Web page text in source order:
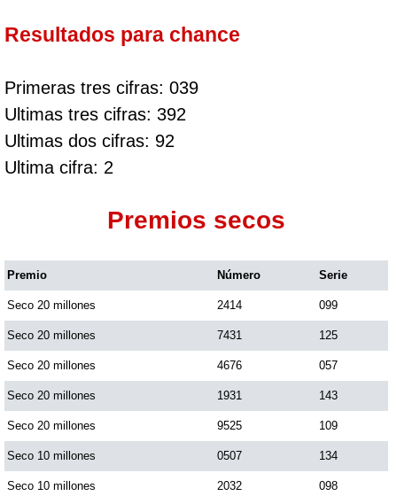
Resultados para chance
Primeras tres cifras: 039
Ultimas tres cifras: 392
Ultimas dos cifras: 92
Ultima cifra: 2
Premios secos
Premio Número Serie
Seco 20 millones 2414 099
Seco 20 millones 7431 125
Seco 20 millones 4676 057
Seco 20 millones 1931 143
Seco 20 millones 9525 109
Seco 10 millones 0507 134
Seco 10 millones 2032 098